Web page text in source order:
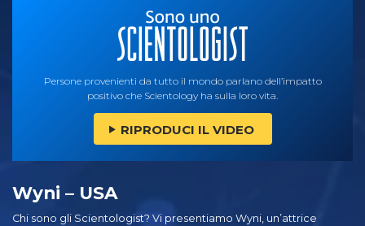
Persone provenienti da tutto il mondo parlano dell’impatto
positivo che Scientology ha sulla loro vita.
RIPRODUCI IL VIDEO
Wyni – USA
Chi sono gli Scientologist? Vi presentiamo Wyni, un’attrice